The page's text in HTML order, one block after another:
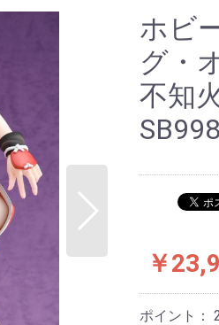
ホビ
グ・
不知
￥
ポイント：